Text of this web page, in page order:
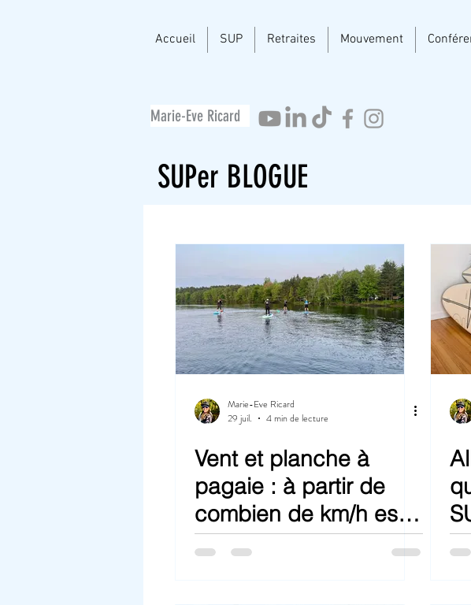
Accueil SUP Retraites Mouvement
Marie-Eve Ricard
SUPer BLOGUE
Marie-Eve Ricard
29 juil.
4 min de lecture
Vent et planche à
pagaie : à partir de
combien de km/h est-
ce trop?